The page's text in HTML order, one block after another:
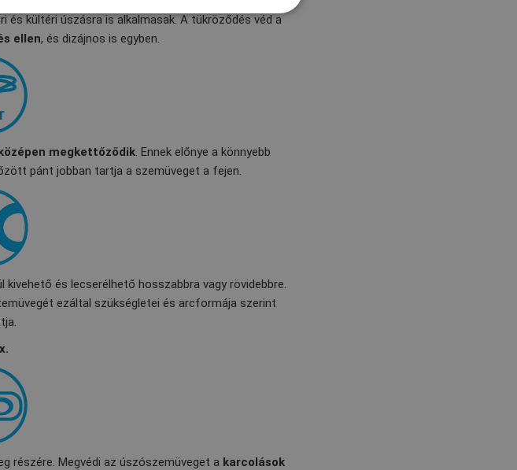
és kültéri úszásra is alkalmasak. A tükröződés véd a
ellen, és dizájnos is egyben.
megkettőződik . Ennek előnye a könnyebb
pánt jobban tartja a szemüveget a fejen.
kivehető és lecserélhető hosszabbra vagy rövidebbre.
ezáltal szükségletei és arcformája szerint
részére. Megvédi az úszószemüveget a karcolások